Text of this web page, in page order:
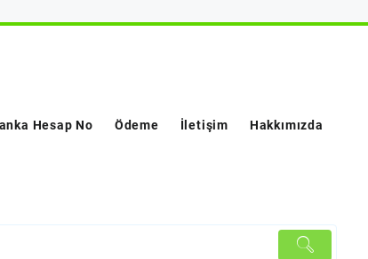
Hesap No Ödeme İletişim Hakkımızda